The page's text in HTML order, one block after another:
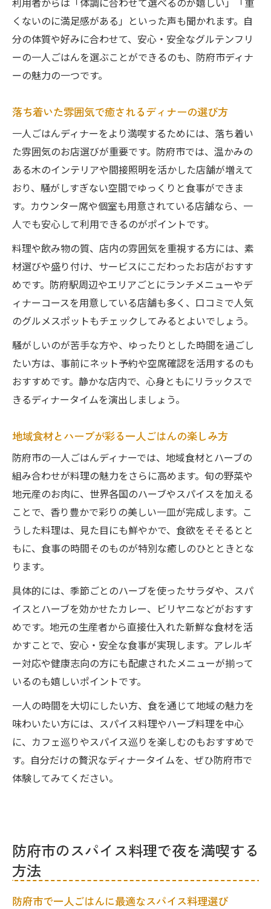
利用者からは「体調に合わせて選べるのが嬉しい」「重
くないのに満足感がある」といった声も聞かれます。自
分の体質や好みに合わせて、安心・安全なグルテンフリ
ーの一人ごはんを選ぶことができるのも、防府市ディナ
ーの魅力の一つです。
落ち着いた雰囲気で癒されるディナーの選び方
一人ごはんディナーをより満喫するためには、落ち着い
た雰囲気のお店選びが重要です。防府市では、温かみの
ある木のインテリアや間接照明を活かした店舗が増えて
おり、騒がしすぎない空間でゆっくりと食事ができま
す。カウンター席や個室も用意されている店舗なら、一
人でも安心して利用できるのがポイントです。
料理や飲み物の質、店内の雰囲気を重視する方には、素
材選びや盛り付け、サービスにこだわったお店がおすす
めです。防府駅周辺やエリアごとにランチメニューやデ
ィナーコースを用意している店舗も多く、口コミで人気
のグルメスポットもチェックしてみるとよいでしょう。
騒がしいのが苦手な方や、ゆったりとした時間を過ごし
たい方は、事前にネット予約や空席確認を活用するのも
おすすめです。静かな店内で、心身ともにリラックスで
きるディナータイムを演出しましょう。
地域食材とハーブが彩る一人ごはんの楽しみ方
防府市の一人ごはんディナーでは、地域食材とハーブの
組み合わせが料理の魅力をさらに高めます。旬の野菜や
地元産のお肉に、世界各国のハーブやスパイスを加える
ことで、香り豊かで彩りの美しい一皿が完成します。こ
うした料理は、見た目にも鮮やかで、食欲をそそるとと
もに、食事の時間そのものが特別な癒しのひとときとな
ります。
具体的には、季節ごとのハーブを使ったサラダや、スパ
イスとハーブを効かせたカレー、ビリヤニなどがおすす
めです。地元の生産者から直接仕入れた新鮮な食材を活
かすことで、安心・安全な食事が実現します。アレルギ
ー対応や健康志向の方にも配慮されたメニューが揃って
いるのも嬉しいポイントです。
一人の時間を大切にしたい方、食を通じて地域の魅力を
味わいたい方には、スパイス料理やハーブ料理を中心
に、カフェ巡りやスパイス巡りを楽しむのもおすすめで
す。自分だけの贅沢なディナータイムを、ぜひ防府市で
体験してみてください。
防府市のスパイス料理で夜を満喫する
方法
防府市で一人ごはんに最適なスパイス料理選び